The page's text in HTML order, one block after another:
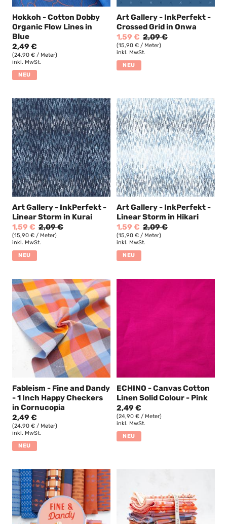
Hokkoh - Cotton Dobby
Organic Flow Lines in
Blue
2,49 €
(24,90 € / Meter)
inkl. MwSt.
NEU
Art Gallery - InkPerfekt -
Crossed Grid in Onwa
1,59 € 2,09 €
(15,90 € / Meter)
inkl. MwSt.
NEU
Art Gallery - InkPerfekt -
Linear Storm in Kurai
1,59 € 2,09 €
(15,90 € / Meter)
inkl. MwSt.
NEU
Art Gallery - InkPerfekt -
Linear Storm in Hikari
1,59 € 2,09 €
(15,90 € / Meter)
inkl. MwSt.
NEU
Fableism - Fine and Dandy
- 1 Inch Happy Checkers
in Cornucopia
2,49 €
(24,90 € / Meter)
inkl. MwSt.
NEU
ECHINO - Canvas Cotton
Linen Solid Colour - Pink
2,49 €
(24,90 € / Meter)
inkl. MwSt.
NEU